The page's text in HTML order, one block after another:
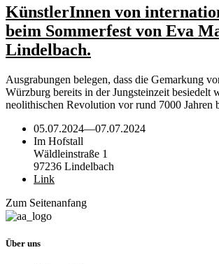
KünstlerInnen von
beim Sommerfest von Eva
Lindelbach.
Ausgrabungen belegen, dass die Gemarkung
Würzburg bereits in der Jungsteinzeit besiedelt
neolithischen Revolution vor rund 7000 Jahren
05.07.2024—07.07.2024
Im Hofstall
Wäldleinstraße 1
97236 Lindelbach
Link
Zum Seitenanfang
Über uns